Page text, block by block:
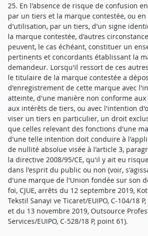
25. En l'absence de risque de confusion
par un tiers et la marque contestée, ou en
d'utilisation, par un tiers, d'un signe
la marque contestée, d'autres
peuvent, le cas échéant, constituer un
pertinents et concordants établissant la
demandeur. Lorsqu'il ressort de ces
le titulaire de la marque contestée a
d'enregistrement de cette marque avec
atteinte, d'une manière non conforme aux
aux intérêts de tiers, ou avec l'intention
viser un tiers en particulier, un droit
que celles relevant des fonctions d'une
d'une telle intention doit conduire à
de nullité absolue visée à l'article 3,
la directive 2008/95/CE, qu'il y ait eu
dans l'esprit du public ou non (voir,
d'une marque de l'Union fondée sur son
foi, CJUE, arrêts du 12 septembre 2019,
Tekstil Sanayi ve Ticaret/EUIPO, C-104/18
et du 13 novembre 2019, Outsource
Services/EUIPO, C-528/18 P, point 61).